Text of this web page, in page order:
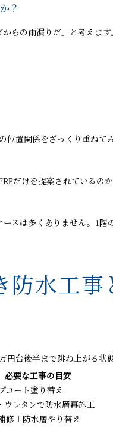
？
らの雨漏りだ」と考えま
位置関係をざっくり重ね
だけを提案されている
スは多くありません。1
防水工
円台後半まで跳ね上がる
必要な工事の目安
コート塗り替え
ウレタンで防水層再施工
修＋防水層やり替え